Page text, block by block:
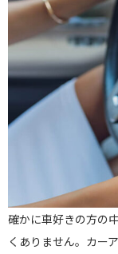
確かに車好きの方の
くありません。カー